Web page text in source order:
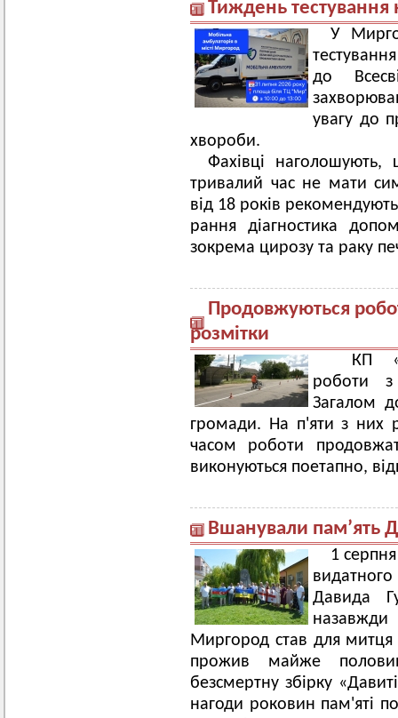
Тиждень тестування
У
до
увагу до
хвороби.
Фахівці
тривалий час не мати
від 18 років
рання діагностика
зокрема цирозу та раку
Продовжуються
розмітки
КП
роботи з
Загалом
громади. На п'яти з них
часом роботи
виконуються поетапно,
Вшанували пам’ять
1
Давида
Миргород став для
прожив майже
безсмертну збірку
нагоди роковин пам'яті